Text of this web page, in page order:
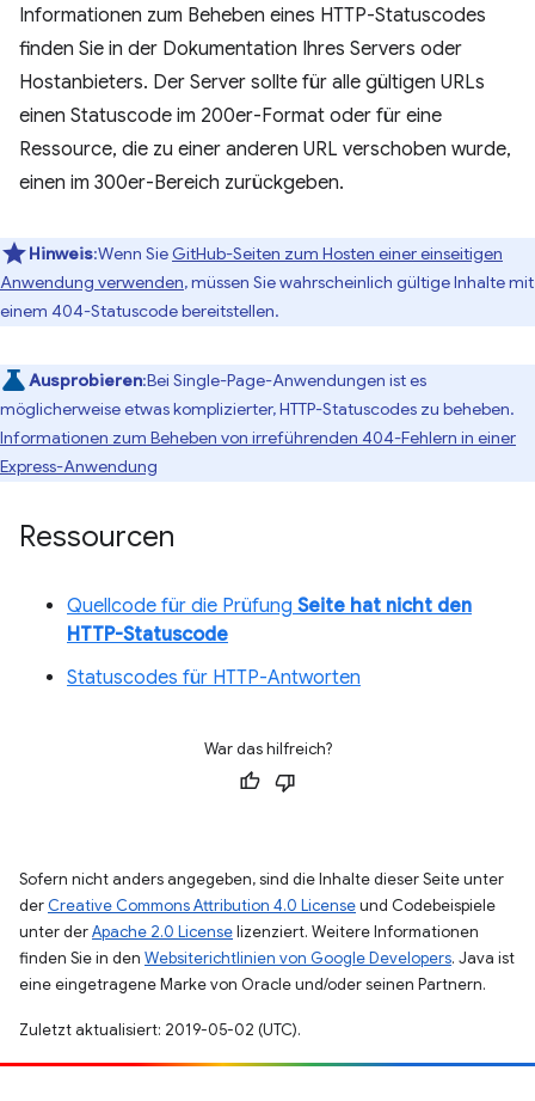
Informationen zum Beheben eines HTTP-Statuscodes
finden Sie in der Dokumentation Ihres Servers oder
Hostanbieters. Der Server sollte für alle gültigen URLs
einen Statuscode im 200er-Format oder für eine
Ressource, die zu einer anderen URL verschoben wurde,
einen im 300er-Bereich zurückgeben.
Hinweis:Wenn Sie GitHub-Seiten zum Hosten einer einseitigen
Anwendung verwenden, müssen Sie wahrscheinlich gültige Inhalte mit
einem 404-Statuscode bereitstellen.
Ausprobieren:Bei Single-Page-Anwendungen ist es
möglicherweise etwas komplizierter, HTTP-Statuscodes zu beheben.
Informationen zum Beheben von irreführenden 404-Fehlern in einer
Express-Anwendung
Ressourcen
Quellcode für die Prüfung Seite hat nicht den
HTTP-Statuscode
Statuscodes für HTTP-Antworten
War das hilfreich?
Sofern nicht anders angegeben, sind die Inhalte dieser Seite unter
der Creative Commons Attribution 4.0 Licenseund Codebeispiele
unter derApache 2.0 Licenselizenziert. Weitere Informationen
finden Sie in den Websiterichtlinien von Google Developers. Java ist
eine eingetragene Marke von Oracle und/oder seinen Partnern.
Zuletzt aktualisiert: 2019-05-02 (UTC).